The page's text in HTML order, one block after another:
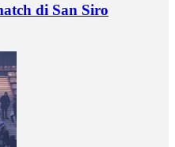
di San Siro